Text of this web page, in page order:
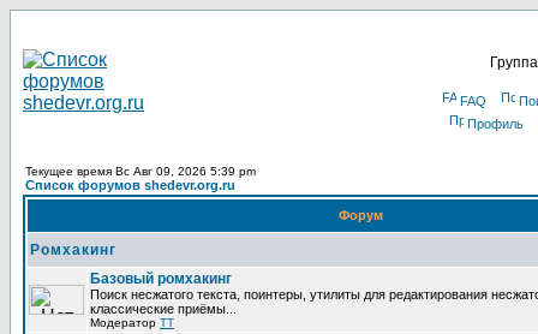
FAQ
Профиль
Текущее время Вс Авг 09, 2026 5:39 pm
Список форумов shedevr.org.ru
Форум
Ромхакинг
Базовый ромхакинг
Поиск несжатого текста, поинтеры, утилиты для редактирования
классические приёмы...
Модератор TT